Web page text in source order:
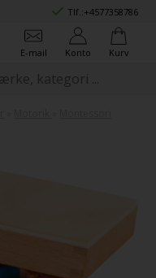
Tlf.:+4577358786
E-mail Konto Kurv